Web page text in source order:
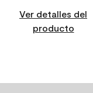
Ver detalles del
producto